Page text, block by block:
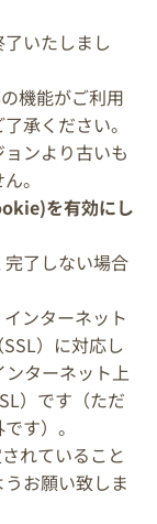
いたしまし
機能がご利用
承ください。
ンより古いも
。
を有効にし
了しない場合
ンターネット
）に対応し
ンターネット上
）です（ただ
す）。
れていること
お願い致しま